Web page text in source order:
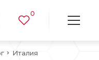
0
Италия